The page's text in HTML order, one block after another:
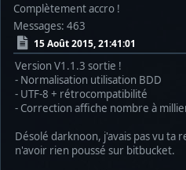
Warning:
Notice: Undefined offset: 0
Warning:
Warning:
Notice: Undefined offset: 0
Complètement accro !
Messages: 463
15 Août 2015, 21:41:01
Version V1.1.3 sortie !
- Normalisation utilisation BDD
- UTF-8 + rétrocompatibilité
- Correction affiche nombre à
Désolé darknoon, j'avais pas vu ta
n'avoir rien poussé sur bitbucket.